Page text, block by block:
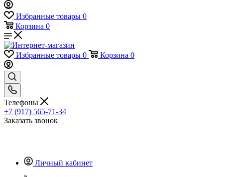
Избранные товары 0
Корзина 0
Избранные товары 0 Корзина 0
Телефоны
+7 (917) 565-71-34
Заказать звонок
Личный кабинет